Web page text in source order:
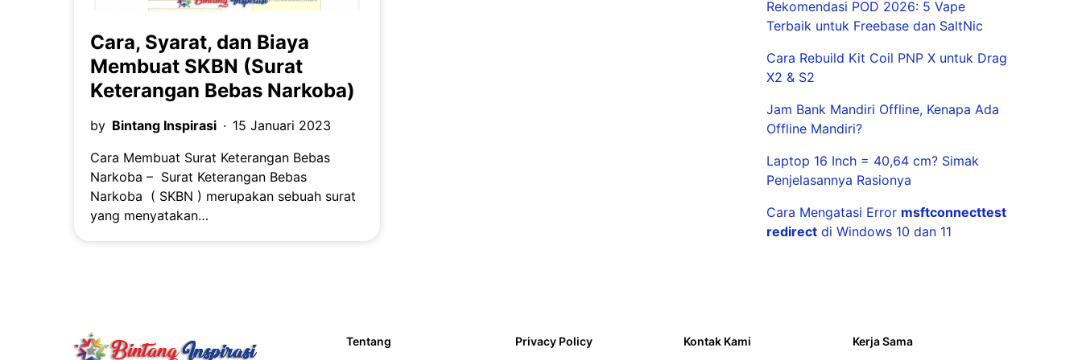
Cara, Syarat, dan Biaya
Membuat SKBN (Surat
Keterangan Bebas Narkoba)
by Bintang Inspirasi
15 Januari 2023
Cara Membuat Surat Keterangan Bebas
Narkoba – Surat Keterangan Bebas
Narkoba ( SKBN ) merupakan sebuah surat
yang menyatakan…
Rekomendasi POD 2026: 5 Vape
Terbaik untuk Freebase dan SaltNic
Cara Rebuild Kit Coil PNP X untuk Drag
X2 & S2
Jam Bank Mandiri Offline, Kenapa Ada
Offline Mandiri?
Laptop 16 Inch = 40,64 cm? Simak
Penjelasannya Rasionya
Cara Mengatasi Error msftconnecttest
redirect di Windows 10 dan 11
Tentang Privacy Policy Kontak Kami Kerja Sama